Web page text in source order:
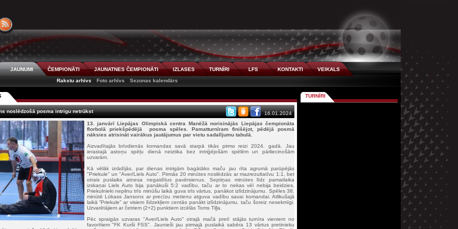
JAUNUMI ČEMPIONĀTI JAUNATNES ČEMPIONĀTI IZLASES TURNĪRI LFS KONTAKTI
VEIKALS
Rakstu arhīvs
Foto arhīvs Sezonas kalendārs
noslēdzošā posma intrigu netrūkst
16.01.2024
13. janvārī Liepājas Olimpiskā centra Manēžā norisinājās Liepājas čempionāta
florbolā priekšpēdējā posma spēles. Pamatturnīram finišējot, pēdējā posmā
nāksies atrisināt vairākus jautājumus par vietu sadalījumu tabulā.
Aizvadītajās brīvdienās komandas savā starpā tikās pirmo reizi 2024. gadā. Jau
ierastajā astoņu spēļu dienā neiztika bez intriģējošām spēlēm un pārliecinošām
uzvarām.
Kā vēlāk izrādījās, par dienas intrigām bagātāko maču jau rīta agrumā parūpējās
"Priekule" un "Aver/Liels Auto". Pirmās 20 minūtes noslēdzās ar mazrezultatīvu 1:1, bet
otrais puslaiks atnesa negaidītus pavērsienus. Septiņas minūtes līdz pamatlaika
izskaņai Liels Auto bija panākuši 5:2 vadību, taču ar to nekas vēl nebija beidzies.
Priekulnieki nepilnu trīs minūšu laikā guva trīs vārtus, panākot izlīdzinājumu. Spēles 38.
minūtē Lūkass Jansons ar precīzu metienu atguva vadību savai komandai. Atlikušajā
laikā “Priekule” ar visiem līdzekļiem centās panākt izlīdzinājumu, taču šoreiz nesekmīgi.
Uzvarētājiem ar četriem (2+2) punktiem izcēlās Toms Tiļļa.
Pēc spraigās uzvaras "Aver/Liels Auto" otrajā mačā pretī stājās turnīra vieniem no
favorītiem "FK Kurši FSS". Jaunieši jau pirmajā puslaikā sabēra 13 vārtus pretinieku
TURNĪRI